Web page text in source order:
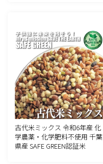
古代米ミックス 令和6年産 化
学農薬・化学肥料不使用 千葉
県産 SAFE GREEN認証米